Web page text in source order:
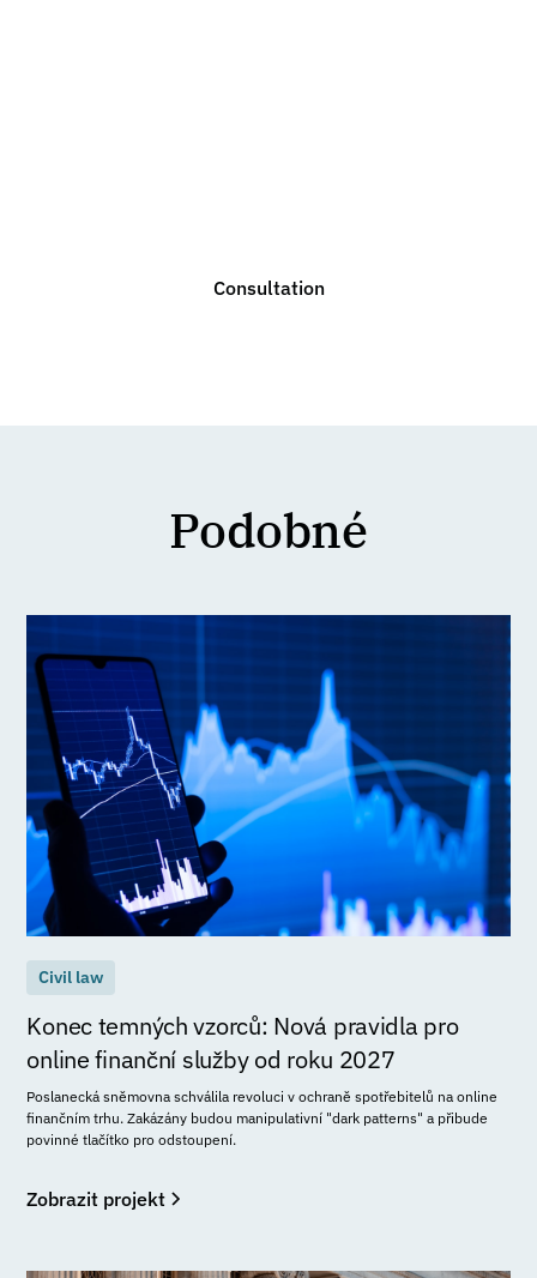
Consultation
Podobné
Civil law
Konec temných vzorců: Nová pravidla pro
online finanční služby od roku 2027
Poslanecká sněmovna schválila revoluci v ochraně spotřebitelů na online
finančním trhu. Zakázány budou manipulativní "dark patterns" a přibude
povinné tlačítko pro odstoupení.
Zobrazit projekt